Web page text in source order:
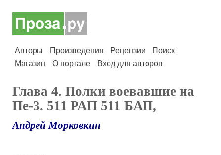
Авторы Произведения Рецензии
Поиск
Магазин
О портале Вход для авторов
Глава 4. Полки воевавшие на
Пе-3. 511 РАП 511 БАП,
Андрей Морковкин